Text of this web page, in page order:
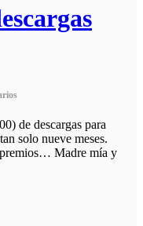
de descargas para
solo nueve meses.
premios… Madre mía y